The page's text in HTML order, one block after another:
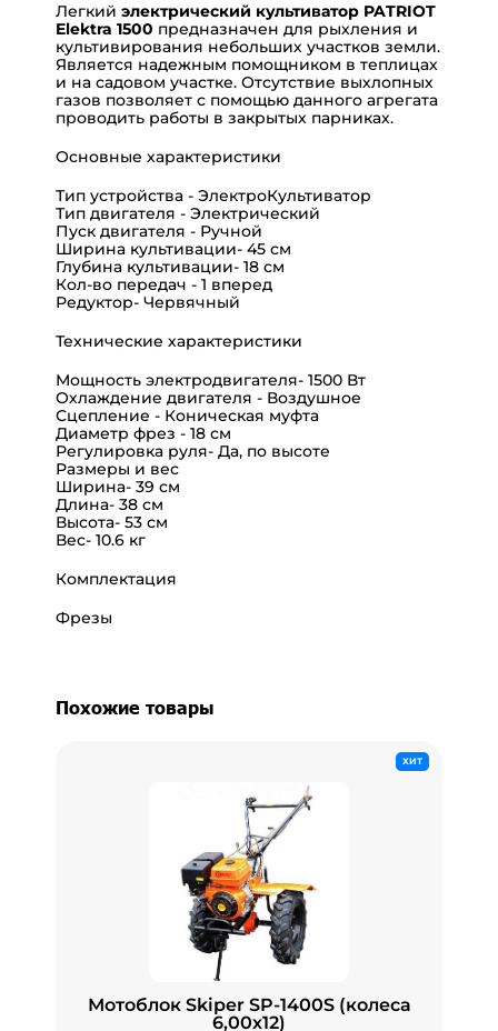
Легкий электрический культиватор PATRIOT
Elektra 1500 предназначен для рыхления и
культивирования небольших участков земли.
Является надежным помощником в теплицах
и на садовом участке. Отсутствие выхлопных
газов позволяет с помощью данного агрегата
проводить работы в закрытых парниках.
Основные характеристики
Тип устройства - ЭлектроКультиватор
Тип двигателя - Электрический
Пуск двигателя - Ручной
Ширина культивации- 45 см
Глубина культивации- 18 см
Кол-во передач - 1 вперед
Редуктор- Червячный
Технические характеристики
Мощность электродвигателя- 1500 Вт
Охлаждение двигателя - Воздушное
Сцепление - Коническая муфта
Диаметр фрез - 18 см
Регулировка руля- Да, по высоте
Размеры и вес
Ширина- 39 см
Длина- 38 см
Высота- 53 см
Вес- 10.6 кг
Комплектация
Фрезы
Похожие товары
ХИТ
Мотоблок Skiper SP-1400S (колеса
6,00х12)